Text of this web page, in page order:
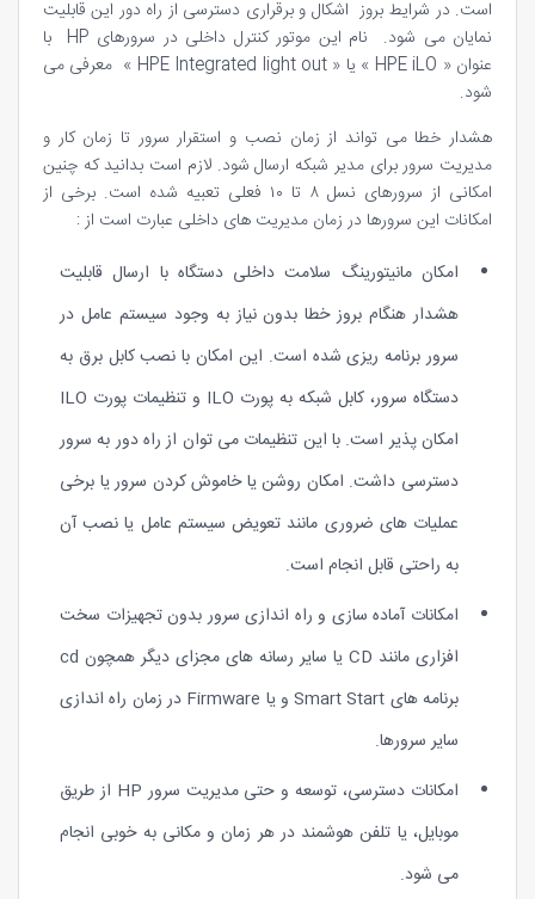
است. در شرایط بروز اشکال و برقراری دسترسی از راه دور این قابلیت
نمایان می شود. نام این موتور کنترل داخلی در سرورهای HP با
عنوان « HPE iLO » یا « HPE Integrated light out » معرفی می
شود.
هشدار خطا می تواند از زمان نصب و استقرار سرور تا زمان کار و
مدیریت سرور برای مدیر شبکه ارسال شود. لازم است بدانید که چنین
امکانی از سرورهای نسل ۸ تا ۱۰ فعلی تعبیه شده است. برخی از
امکانات این سرورها در زمان مدیریت های داخلی عبارت است از :
امکان مانیتورینگ سلامت داخلی دستگاه با ارسال قابلیت
هشدار هنگام بروز خطا بدون نیاز به وجود سیستم عامل در
سرور برنامه ریزی شده است. این امکان با نصب کابل برق به
دستگاه سرور، کابل شبکه به پورت ILO و تنظیمات پورت ILO
امکان پذیر است. با این تنظیمات می توان از راه دور به سرور
دسترسی داشت. امکان روشن یا خاموش کردن سرور یا برخی
عملیات های ضروری مانند تعویض سیستم عامل یا نصب آن
به راحتی قابل انجام است.
امکانات آماده سازی و راه اندازی سرور بدون تجهیزات سخت
افزاری مانند CD یا سایر رسانه های مجزای دیگر همچون cd
برنامه های Smart Start و یا Firmware در زمان راه اندازی
سایر سرورها.
امکانات دسترسی، توسعه و حتی مدیریت سرور HP از طریق
موبایل، یا تلفن هوشمند در هر زمان و مکانی به خوبی انجام
می شود.